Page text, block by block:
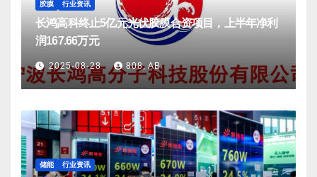
胶膜 行业资讯
长鸿高科终止5亿元光伏胶膜合资项目，上半年净利
润167.66万元
2025-08-28 808, AB
储能 行业资讯